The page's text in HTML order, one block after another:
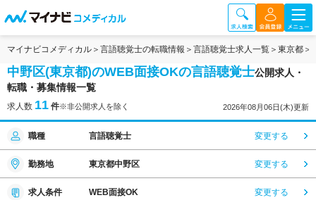
マイナビコメディカル 言語聴覚士の転職情報 言語聴覚士求人一覧 東京都
中野区(東京都)のWEB面接OKの言語聴覚士公開求人・
転職・募集情報一覧
求人数 11 件※非公開求人を除く 2026年08月06日(木)更新
職種 言語聴覚士 変更する
勤務地 東京都中野区 変更する
求人条件 WEB面接OK 変更する